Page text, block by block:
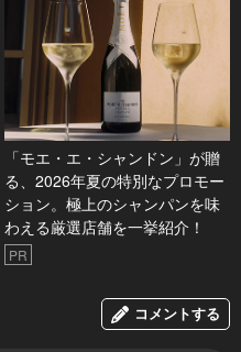
「モエ・エ・シャンドン」が贈
る、2026年夏の特別なプロモー
ション。極上のシャンパンを味
わえる厳選店舗を一挙紹介！
PR
コメントする